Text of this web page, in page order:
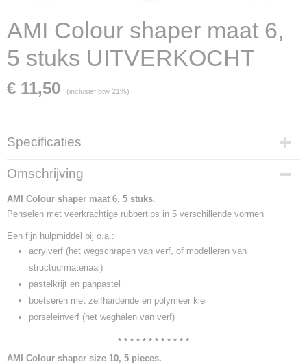
AMI Colour shaper maat 6,
5 stuks UITVERKOCHT
€ 11,50 (inclusief btw 21%)
Specificaties
Productcode leverancier
575890
Netto gewicht
0,20 Kg
0,20 Kg
Omschrijving
AMI Colour shaper maat 6, 5 stuks.
Penselen met veerkrachtige rubbertips in 5 verschillende vormen
Een fijn hulpmiddel bij o.a.:
acrylverf (het wegschrapen van verf, of modelleren van
structuurmateriaal)
pastelkrijt en panpastel
boetseren met zelfhardende en polymeer klei
porseleinverf (het weghalen van verf)
* * * * * * * * * * * *
AMI Colour shaper size 10, 5 pieces.